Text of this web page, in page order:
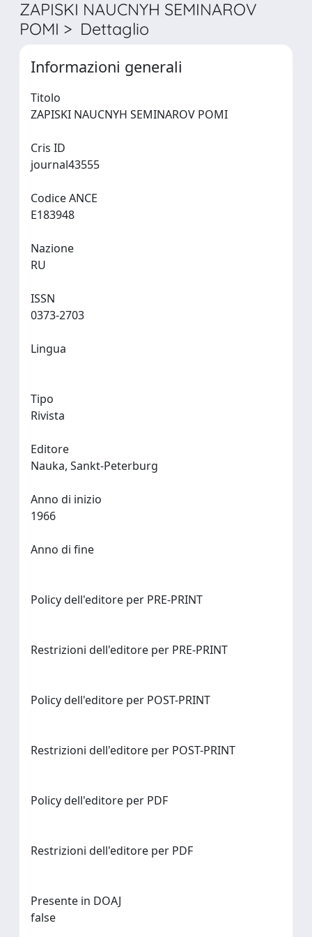
ZAPISKI NAUCNYH SEMINAROV
POMI > Dettaglio
Informazioni generali
Titolo
Cris ID
Codice ANCE
Nazione
ISSN
Lingua
Tipo
Rivista
Editore
Anno di inizio
Anno di fine
Policy dell'editore per PRE-PRINT
Restrizioni dell'editore per PRE-PRINT
Policy dell'editore per POST-PRINT
Restrizioni dell'editore per POST-PRINT
Policy dell'editore per PDF
Restrizioni dell'editore per PDF
Presente in DOAJ